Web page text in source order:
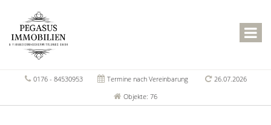
0176 - 84530953 Termine nach Vereinbarung
26.07.2026
Objekte: 76